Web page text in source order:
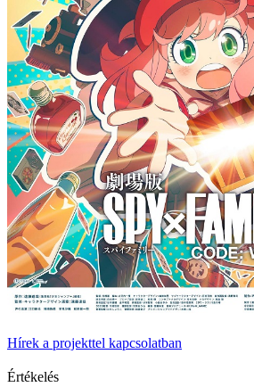
Hírek a projekttel kapcsolatban
Értékelés